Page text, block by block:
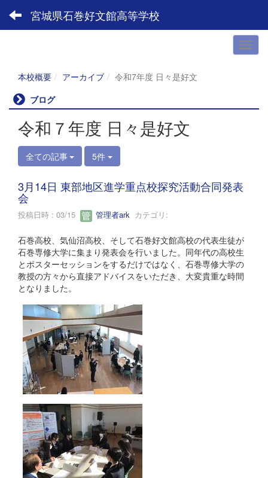
宮城県石巻好文館高等学校
本校概要 アーカイブ
令和7年度 日々是好文
ブログ
令和７年度 日々是好文
全ての記事 5件
3月14日 東部地区進学重点校探究活動合同発表
会
投稿日時 : 03/15 管理者ark カテゴリ:
石巻高校、気仙沼高校、そして石巻好文館高校の代表生徒が
石巻専修大学に集まり発表会を行いました。同年代の高校生
とポスターセッションをするだけではなく、石巻専修大学の
教授の方々から直接アドバイスをいただき、大変貴重な時間
となりました。